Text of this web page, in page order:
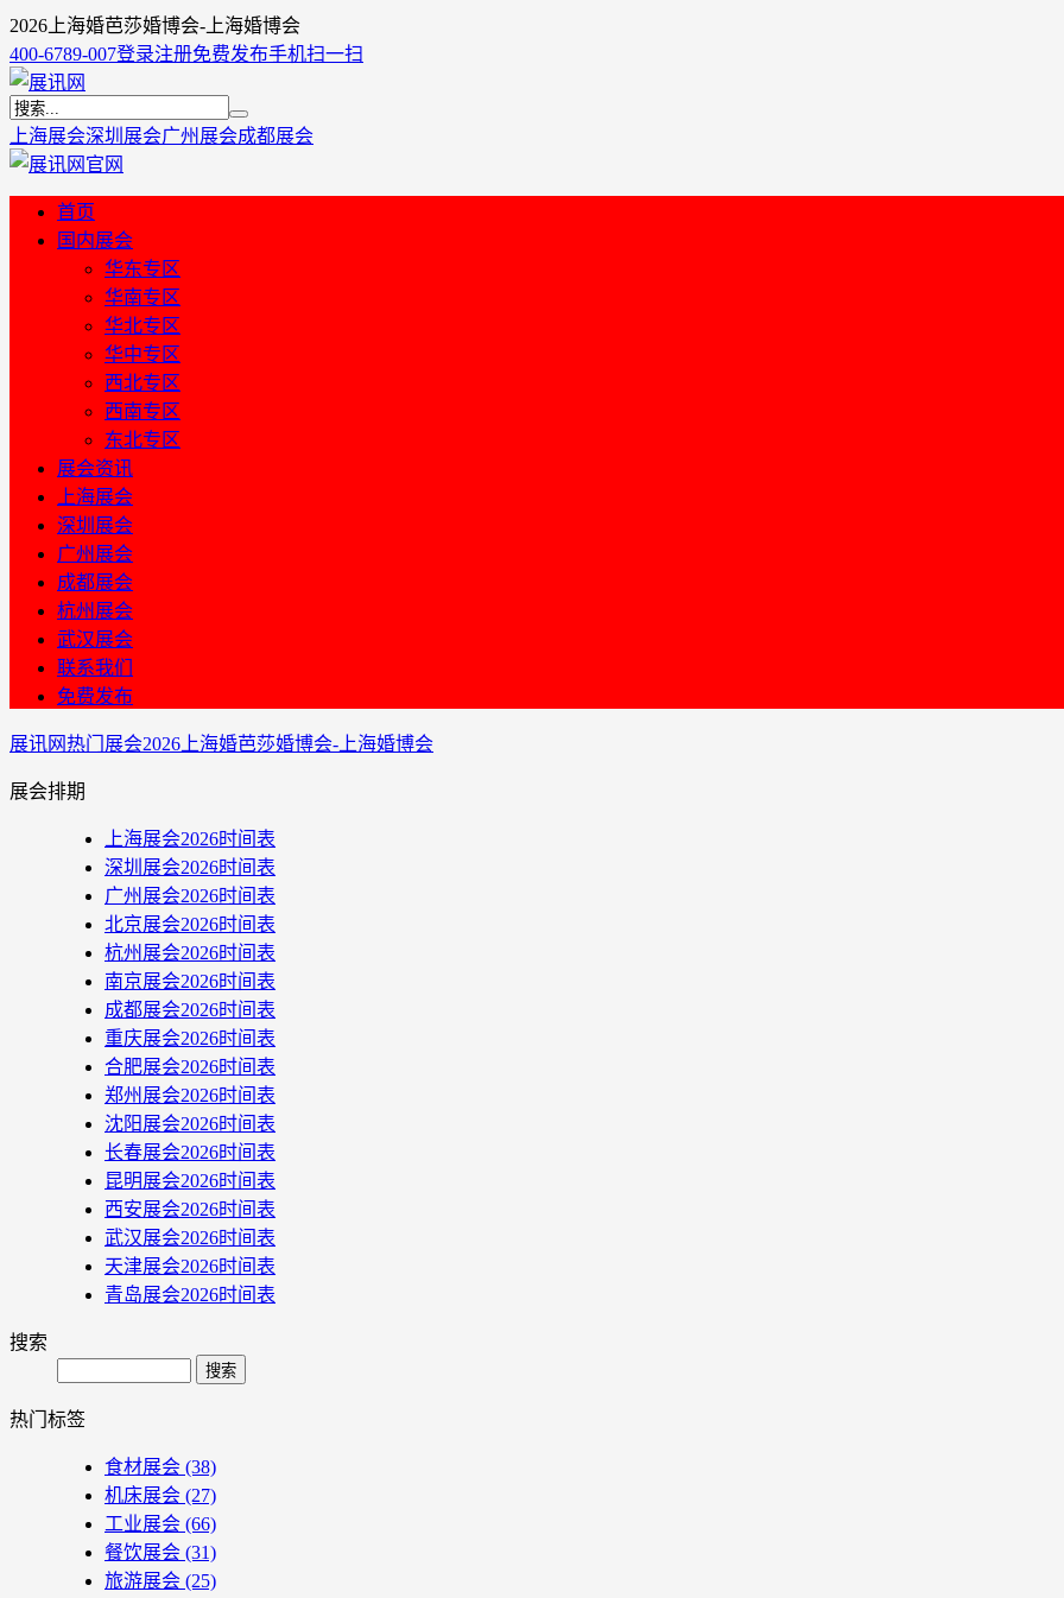
2026上海婚芭莎婚博会-上海婚博会
400-6789-007登录注册免费发布手机扫一扫
上海展会深圳展会广州展会成都展会
首页
国内展会
华东专区
华南专区
华北专区
华中专区
西北专区
西南专区
东北专区
展会资讯
上海展会
深圳展会
广州展会
成都展会
杭州展会
武汉展会
联系我们
免费发布
展讯网热门展会2026上海婚芭莎婚博会-上海婚博会
展会排期
上海展会2026时间表
深圳展会2026时间表
广州展会2026时间表
北京展会2026时间表
杭州展会2026时间表
南京展会2026时间表
成都展会2026时间表
重庆展会2026时间表
合肥展会2026时间表
郑州展会2026时间表
沈阳展会2026时间表
长春展会2026时间表
昆明展会2026时间表
西安展会2026时间表
武汉展会2026时间表
天津展会2026时间表
青岛展会2026时间表
搜索
Search
热门标签
食材展会 (38)
机床展会 (27)
工业展会 (66)
餐饮展会 (31)
旅游展会 (25)